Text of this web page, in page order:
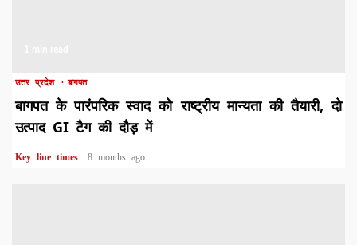
उत्तर प्रदेश बागपत
बागपत के पारंपरिक स्वाद को राष्ट्रीय मान्यता की तैयारी, दो
उत्पाद GI टैग की दौड़ में
Key line times 8 months ago